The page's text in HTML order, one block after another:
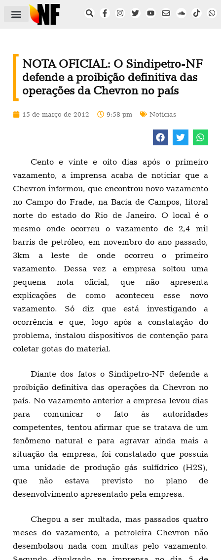
NOTA OFICIAL: O Sindipetro-NF
defende a proibição definitiva das
operações da Chevron no país
15 de março de 2012 9:58 pm Notícias
Cento e vinte e oito dias após o primeiro
vazamento, a imprensa acaba de noticiar que a
Chevron informou, que encontrou novo vazamento
no Campo do Frade, na Bacia de Campos, litoral
norte do estado do Rio de Janeiro. O local é o
mesmo onde ocorreu o vazamento de 2,4 mil
barris de petróleo, em novembro do ano passado,
3km a leste de onde ocorreu o primeiro
vazamento. Dessa vez a empresa soltou uma
pequena nota oficial, que não apresenta
explicações de como aconteceu esse novo
vazamento. Só diz que está investigando a
ocorrência e que, logo após a constatação do
problema, instalou dispositivos de contenção para
coletar gotas do material.
Diante dos fatos o Sindipetro-NF defende a
proibição definitiva das operações da Chevron no
país. No vazamento anterior a empresa levou dias
para comunicar o fato às autoridades
competentes, tentou afirmar que se tratava de um
fenômeno natural e para agravar ainda mais a
situação da empresa, foi constatado que possuía
uma unidade de produção gás sulfídrico (H2S),
que não estava previsto no plano de
desenvolvimento apresentado pela empresa.
Chegou a ser multada, mas passados quatro
meses do vazamento, a petroleira Chevron não
desembolsou nada com multas pelo vazamento.